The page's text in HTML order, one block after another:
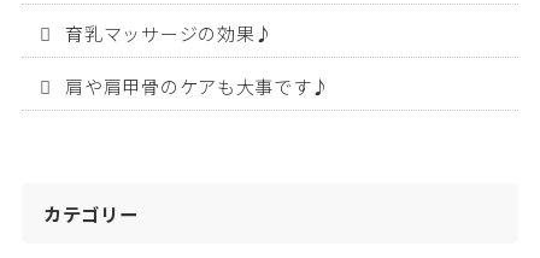
育乳マッサージの効果♪
肩や肩甲骨のケアも大事です♪
カテゴリー